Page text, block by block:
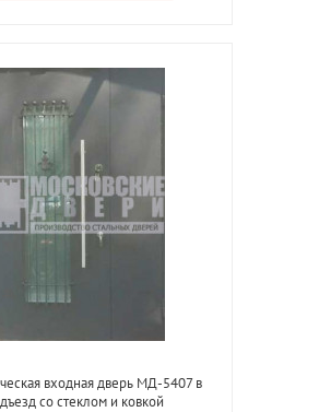
входная дверь МД-5407 в
со стеклом и ковкой